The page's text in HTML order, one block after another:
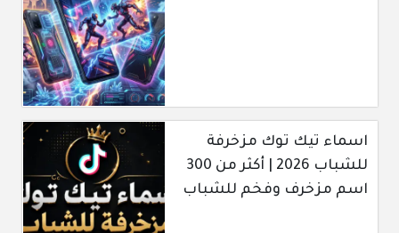
اسماء تيك توك مزخرفة
للشباب 2026 | أكثر من 300
اسم مزخرف وفخم للشباب